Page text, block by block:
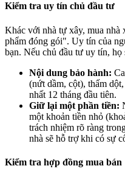
Kiểm tra uy tín chủ đầu tư
Khác với nhà tự xây, mua nhà
phẩm đóng gói". Uy tín của
bạn. Nếu chủ đầu tư uy tín, họ
Nội dung bảo hành:
(nứt dầm, cột), thấm
nhất 12 tháng đầu tiên.
Giữ lại một phần tiền:
một khoản tiền nhỏ
trách nhiệm rõ ràng
nhà sẽ hỗ trợ khi có sự
Kiểm tra hợp đồng mua bán